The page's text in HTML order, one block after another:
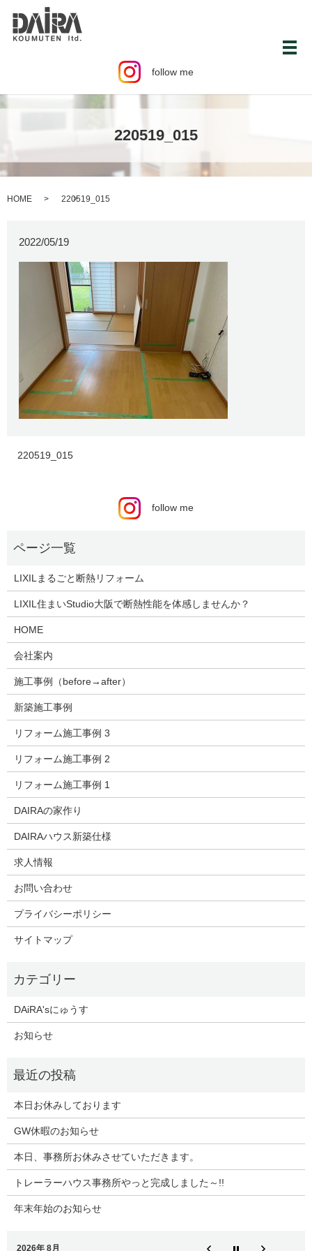
follow me
メ
220519_015
HOME 220519_015
2022/05/19
220519_015
follow me
LIXILまるごと断熱リフォーム
LIXIL住まいStudio大阪で断熱性能を体感しませんか？
HOME
会社案内
施工事例（before→after）
新築施工事例
リフォーム施工事例 3
リフォーム施工事例 2
リフォーム施工事例 1
DAIRAの家作り
DAIRAハウス新築仕様
求人情報
お問い合わせ
プライバシーポリシー
サイトマップ
DAiRA'sにゅうす
お知らせ
本日お休みしております
GW休暇のお知らせ
本日、事務所お休みさせていただきます。
トレーラーハウス事務所やっと完成しました～!!
年末年始のお知らせ
2026年 8月